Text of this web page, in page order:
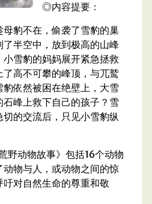
◎内容提要：
豹不在，偷袭了雪豹的巢
半空中，放到极高的山峰
雪豹的妈妈展开紧急拯救
高不可攀的峰顶，与兀鹫
依然被困在绝壁上，大雪
峰上救下自己的孩子？雪
的交流后，只见小雪豹纵
野动物故事》包括16个动物
物与人，或动物之间的惊
对自然生命的尊重和敬